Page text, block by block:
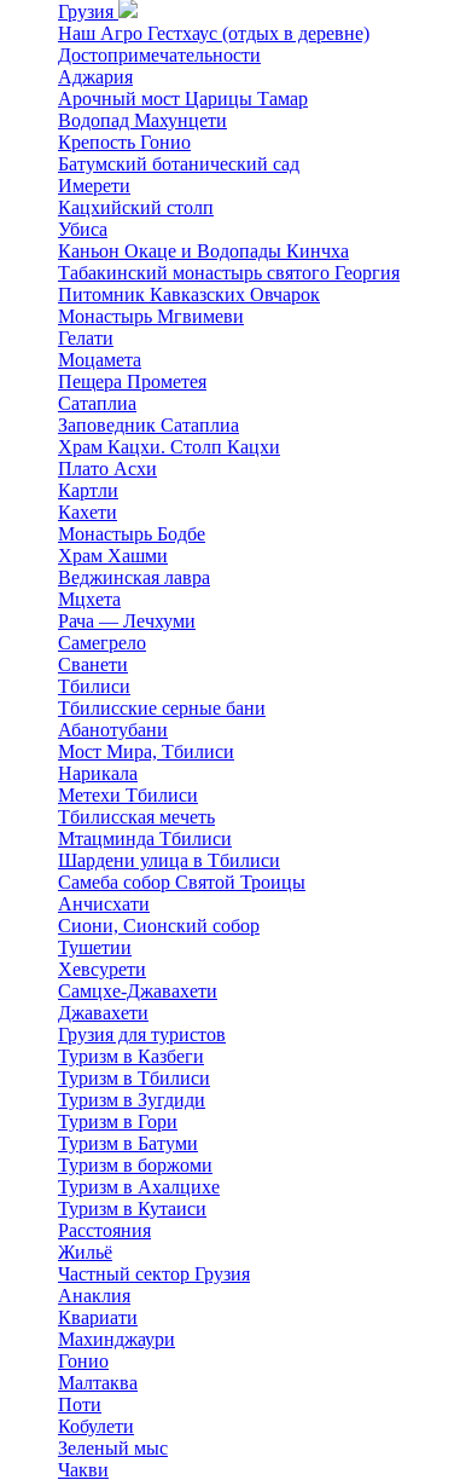
Грузия
Наш Агро Гестхаус (отдых в деревне)
Достопримечательности
Аджария
Арочный мост Царицы Тамар
Водопад Махунцети
Крепость Гонио
Батумский ботанический сад
Имерети
Кацхийский столп
Убиса
Каньон Окаце и Водопады Кинчха
Табакинский монастырь святого Георгия
Питомник Кавказских Овчарок
Монастырь Мгвимеви
Гелати
Моцамета
Пещера Прометея
Сатаплиа
Заповедник Сатаплиа
Храм Кацхи. Столп Кацхи
Плато Асхи
Картли
Кахети
Монастырь Бодбе
Храм Хашми
Веджинская лавра
Мцхета
Рача — Лечхуми
Самегрело
Сванети
Тбилиси
Тбилисские серные бани
Абанотубани
Мост Мира, Тбилиси
Нарикала
Метехи Тбилиси
Тбилисская мечеть
Мтацминда Тбилиси
Шардени улица в Тбилиси
Самеба собор Святой Троицы
Анчисхати
Сиони, Сионский собор
Тушетии
Хевсурети
Самцхе-Джавахети
Джавахети
Грузия для туристов
Туризм в Казбеги
Туризм в Тбилиси
Туризм в Зугдиди
Туризм в Гори
Туризм в Батуми
Туризм в боржоми
Туризм в Ахалцихе
Туризм в Кутаиси
Расстояния
Жильё
Частный сектор Грузия
Анаклия
Квариати
Махинджаури
Гонио
Малтаква
Поти
Кобулети
Зеленый мыс
Чакви